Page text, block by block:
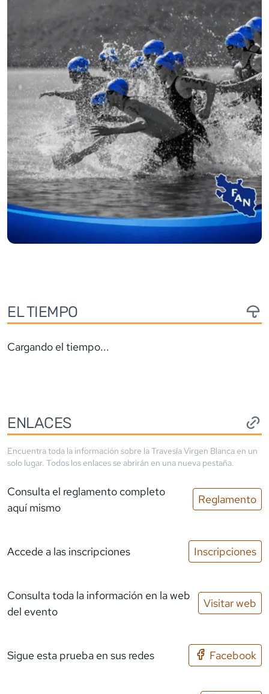
EL TIEMPO
Cargando el tiempo...
ENLACES
Encuentra toda la información sobre laTravesía Virgen Blanca en un
solo lugar. Todos los enlaces se abrirán en una nueva pestaña.
Consulta el reglamento completo
aquí mismo
Reglamento
Accede a las inscripciones Inscripciones
Consulta toda la información en la web
del evento
Visitar web
Sigue esta prueba en sus redes Facebook